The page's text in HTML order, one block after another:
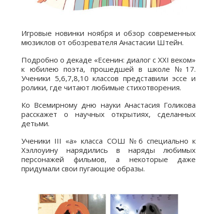
Игровые новинки ноября и обзор современных
мюзиклов от обозревателя Анастасии Штейн.
Подробно о декаде «Есенин: диалог с ХХI веком»
к юбилею поэта, прошедшей в школе №17.
Ученики 5,6,7,8,10 классов представили эссе и
ролики, где читают любимые стихотворения.
Ко Всемирному дню науки Анастасия Голикова
расскажет о научных открытиях, сделанных
детьми.
Ученики III «а» класса СОШ №6 специально к
Хэллоуину нарядились в наряды любимых
персонажей фильмов, а некоторые даже
придумали свои пугающие образы.